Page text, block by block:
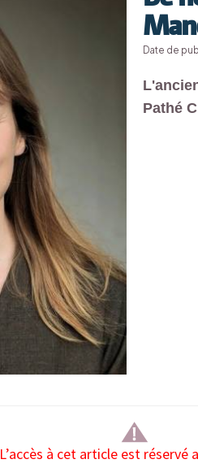
Date de
Pathé
L’accès à cet article est réservé